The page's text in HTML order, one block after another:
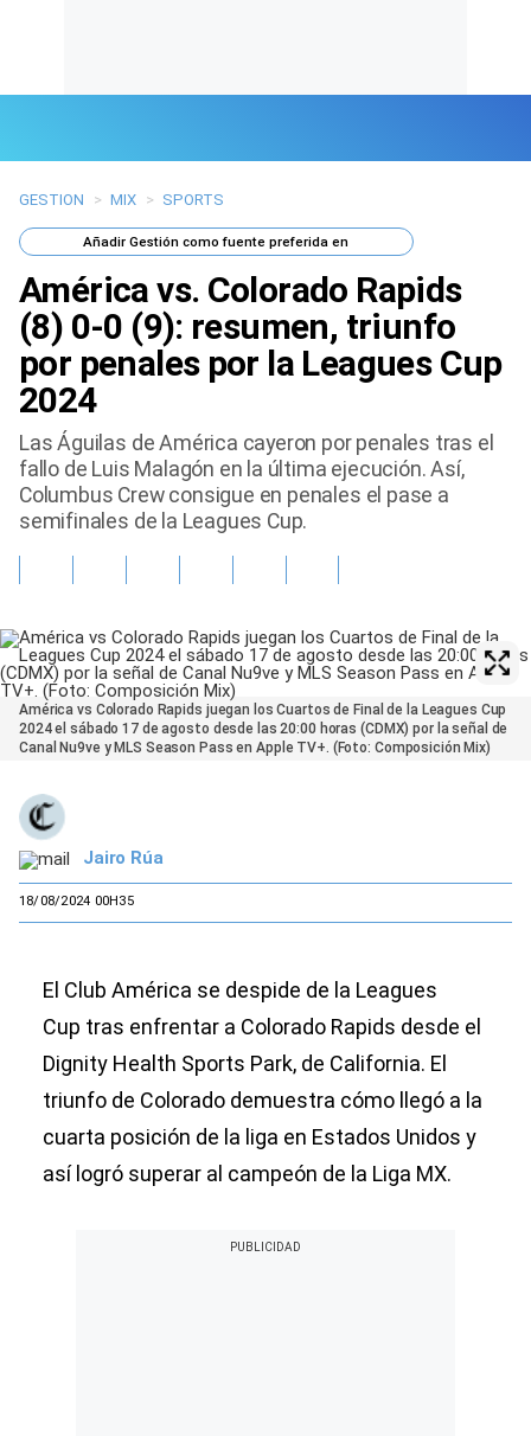
Últimas Noticias
Mi Bolsillo
Respuestas
Gente
Tendencias Mix
Sports
GESTION > MIX > SPORTS
AñadirGestión como fuente preferida en
América vs. Colorado Rapids
(8) 0-0 (9): resumen, triunfo
por penales por la Leagues Cup
2024
Las Águilas de América cayeron por penales tras el
fallo de Luis Malagón en la última ejecución. Así,
Columbus Crew consigue en penales el pase a
semifinales de la Leagues Cup.
América vs Colorado Rapids juegan los Cuartos de Final de la Leagues Cup
2024 el sábado 17 de agosto desde las 20:00 horas (CDMX) por la señal de
Canal Nu9ve y MLS Season Pass en Apple TV+. (Foto: Composición Mix)
Jairo Rúa
18/08/2024 00H35
El Club América se despide de la Leagues
Cup tras enfrentar a Colorado Rapids desde el
Dignity Health Sports Park, de California. El
triunfo de Colorado demuestra cómo llegó a la
cuarta posición de la liga en Estados Unidos y
así logró superar al campeón de la Liga MX.